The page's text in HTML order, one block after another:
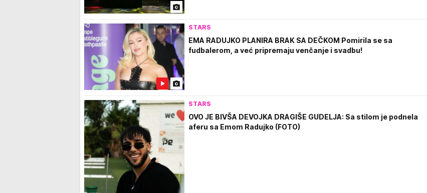
STARS
EMA RADUJKO PLANIRA BRAK SA DEČKOM Pomirila se sa
fudbalerom, a već pripremaju venčanje i svadbu!
STARS
OVO JE BIVŠA DEVOJKA DRAGIŠE GUDELJA: Sa stilom je podnela
aferu sa Emom Radujko (FOTO)